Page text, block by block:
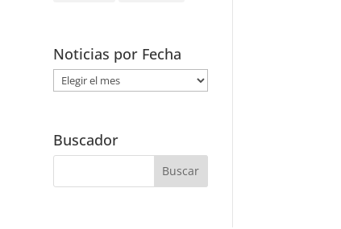
Noticias por Fecha
Noticias
por
Buscador